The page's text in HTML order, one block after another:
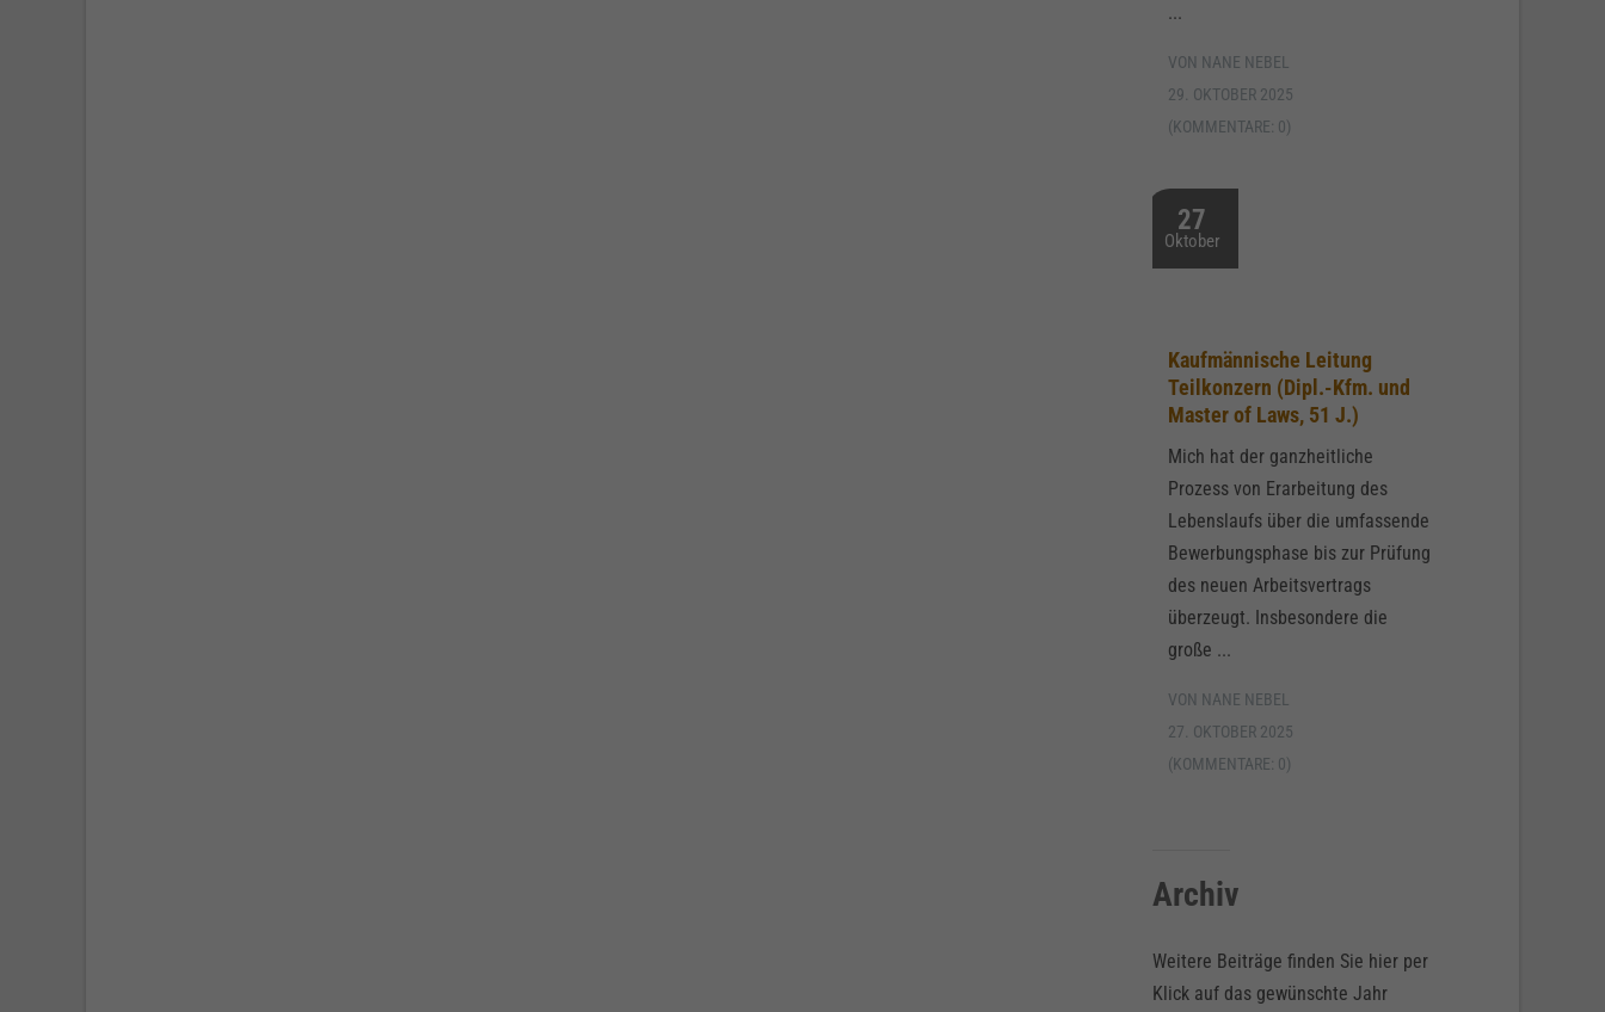
...
VON NANE NEBEL
29. OKTOBER 2025
(KOMMENTARE: 0)
27
Oktober
Kaufmännische Leitung
Teilkonzern (Dipl.-Kfm. und
Master of Laws, 51 J.)
Mich hat der ganzheitliche
Prozess von Erarbeitung des
Lebenslaufs über die umfassende
Bewerbungsphase bis zur Prüfung
des neuen Arbeitsvertrags
überzeugt. Insbesondere die
große ...
VON NANE NEBEL
27. OKTOBER 2025
(KOMMENTARE: 0)
Archiv
Weitere Beiträge finden Sie hier per
Klick auf das gewünschte Jahr